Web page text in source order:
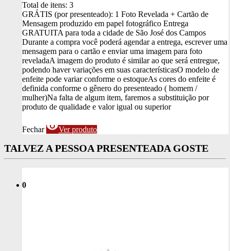
Total de itens: 3
GRÁTIS (por presenteado): 1 Foto Revelada + Cartão de
Mensagem produzido em papel fotográfico Entrega
GRATUITA para toda a cidade de São José dos Campos
Durante a compra você poderá agendar a entrega, escrever uma
mensagem para o cartão e enviar uma imagem para foto
reveladaA imagem do produto é similar ao que será entregue,
podendo haver variações em suas característicasO modelo de
enfeite pode variar conforme o estoqueAs cores do enfeite é
definida conforme o gênero do presenteado ( homem /
mulher)Na falta de algum item, faremos a substituição por
produto de qualidade e valor igual ou superior
Fechar visibilityVer produto
TALVEZ A PESSOA PRESENTEADA GOSTE
0